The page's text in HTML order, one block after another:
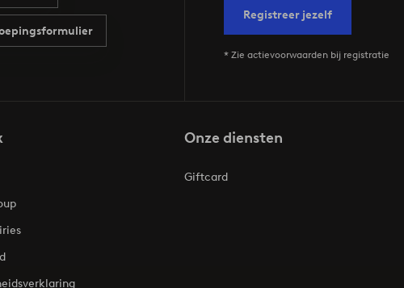
Registreer jezelf
* Zie actievoorwaarden bij registratie
Onze diensten
Giftcard